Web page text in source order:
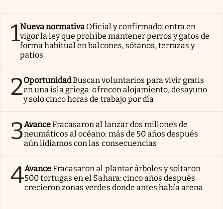
1Nueva normativa Oficial y confirmado: entra en
vigor la ley que prohíbe mantener perros y gatos de
forma habitual en balcones, sótanos, terrazas y
patios
2OportunidadBuscan voluntarios para vivir gratis
en una isla griega: ofrecen alojamiento, desayuno
y solo cinco horas de trabajo por día
3AvanceFracasaron al lanzar dos millones de
neumáticos al océano: más de 50 años después
aún lidiamos con las consecuencias
4AvanceFracasaron al plantar árboles y soltaron
500 tortugas en el Sahara: cinco años después
crecieron zonas verdes donde antes había arena